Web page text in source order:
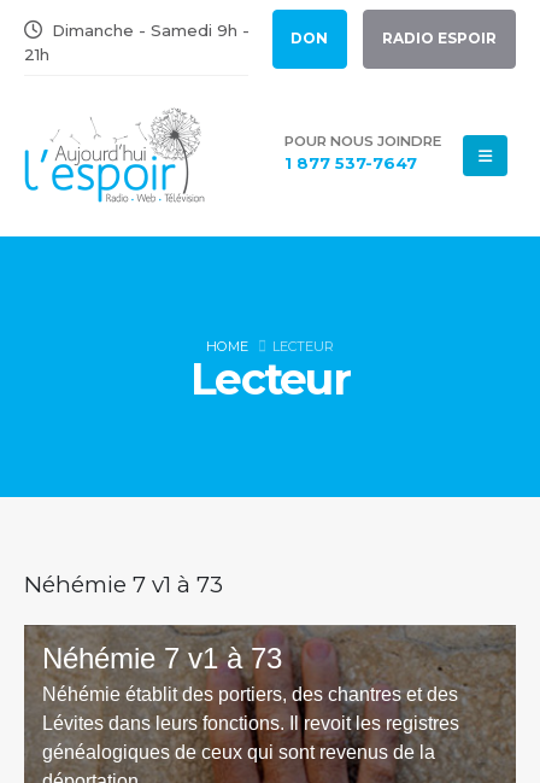
Dimanche - Samedi 9h -
21h
DON RADIO ESPOIR
POUR NOUS JOINDRE
1 877 537-7647
HOME LECTEUR
Lecteur
Néhémie 7 v1 à 73